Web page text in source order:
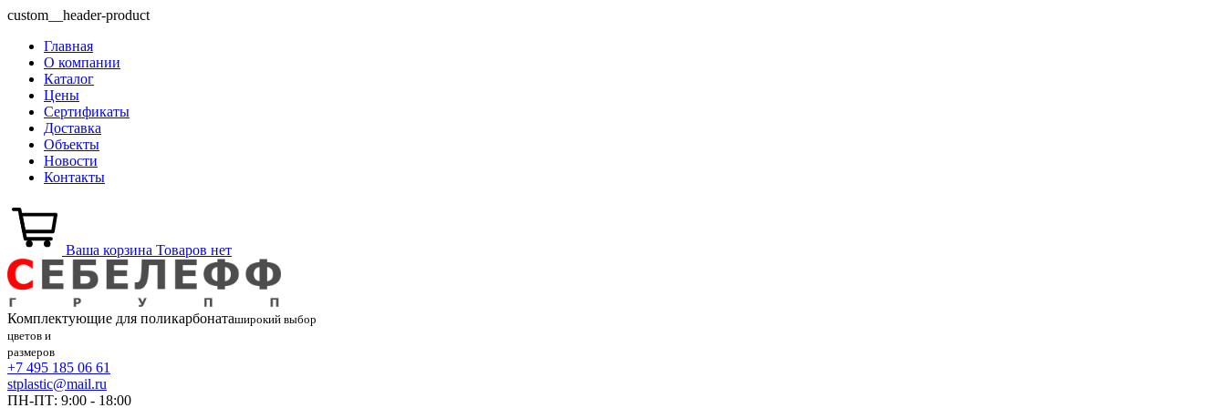
custom__header-product
Главная
О компании
Каталог
Цены
Сертификаты
Доставка
Объекты
Новости
Контакты
Ваша корзина Товаров нет
Комплектующие для поликарбонаташирокий выбор
цветов и
размеров
+7 495 185 06 61
stplastic@mail.ru
ПН-ПТ: 9:00 - 18:00